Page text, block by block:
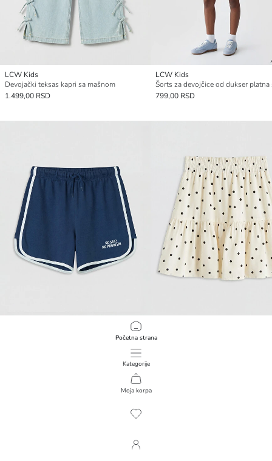
Početna strana
Kategorije
Moja korpa
LCW Kids
Devojački teksas kapri sa mašnom
1.499,00 RSD
LCW Kids
799,00 RSD